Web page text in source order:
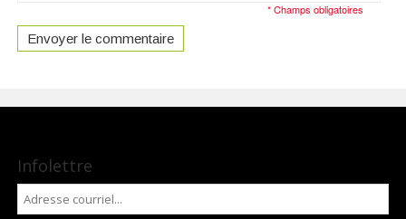
* Champs obligatoires
Envoyer le commentaire
Infolettre